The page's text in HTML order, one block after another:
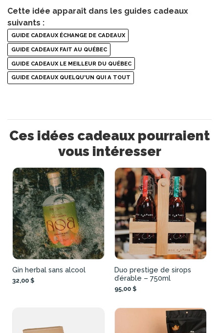
Cette idée apparaît dans les guides cadeaux
suivants :
GUIDE CADEAUX ÉCHANGE DE CADEAUX
GUIDE CADEAUX FAIT AU QUÉBEC
GUIDE CADEAUX LE MEILLEUR DU QUÉBEC
GUIDE CADEAUX QUELQU'UN QUI A TOUT
Ces idées cadeaux pourraient
vous intéresser
Gin herbal sans alcool
32,00 $
Duo prestige de sirops
d’érable – 750ml
95,00 $